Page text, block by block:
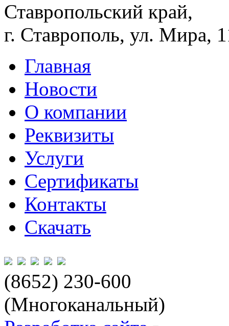
Ставропольский край,
г. Ставрополь, ул. Мира,
Главная
Новости
О компании
Реквизиты
Услуги
Сертификаты
Контакты
Скачать
(8652) 230-600
(Многоканальный)